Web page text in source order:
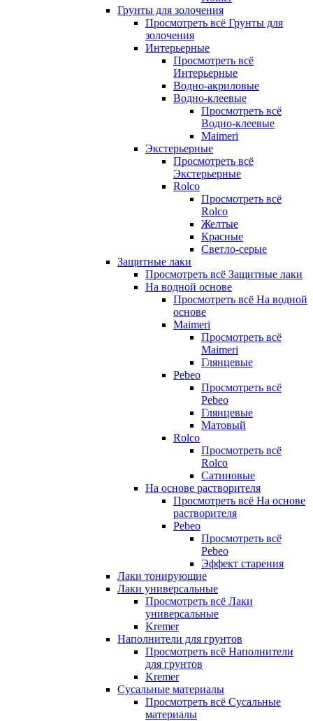
Грунты для золочения
Просмотреть всё Грунты для
золочения
Интерьерные
Просмотреть всё
Интерьерные
Водно-акриловые
Водно-клеевые
Просмотреть всё
Водно-клеевые
Maimeri
Экстерьерные
Просмотреть всё
Экстерьерные
Rolco
Просмотреть всё
Rolco
Желтые
Красные
Светло-серые
Защитные лаки
Просмотреть всё Защитные лаки
На водной основе
Просмотреть всё На водной
основе
Maimeri
Просмотреть всё
Maimeri
Глянцевые
Pebeo
Просмотреть всё
Pebeo
Глянцевые
Матовый
Rolco
Просмотреть всё
Rolco
Сатиновые
На основе растворителя
Просмотреть всё На основе
растворителя
Pebeo
Просмотреть всё
Pebeo
Эффект старения
Лаки тонирующие
Лаки универсальные
Просмотреть всё Лаки
универсальные
Kremer
Наполнители для грунтов
Просмотреть всё Наполнители
для грунтов
Kremer
Сусальные материалы
Просмотреть всё Сусальные
материалы